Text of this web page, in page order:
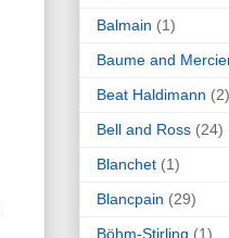
Balmain (1)
Baume and
Beat Haldimann (2)
Bell and Ross (24)
Blanchet (1)
Blancpain (29)
Böhm-Stirling (1)